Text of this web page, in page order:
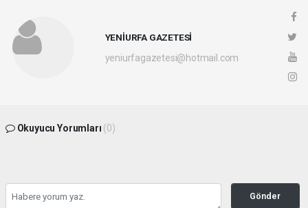
YENİURFA GAZETESİ
yeniurfagazetesi@hotmail.com
Okuyucu Yorumları (0)
Gönder